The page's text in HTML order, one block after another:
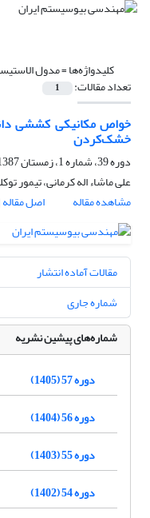
کلیدواژه‌ها =مدول
تعداد مقالات: 1
خواص مکانیکی کششی
خشک‌کردن
دوره 39، شماره 1، زمستان 1387
علی ماشاء اله کرمانی، تیمور
مشاهده مقاله
اصل مقاله
مقالات آماده انتشار
شماره جاری
شماره‌های پیشین نشریه
دوره 57 (1405)
دوره 56 (1404)
دوره 55 (1403)
دوره 54 (1402)